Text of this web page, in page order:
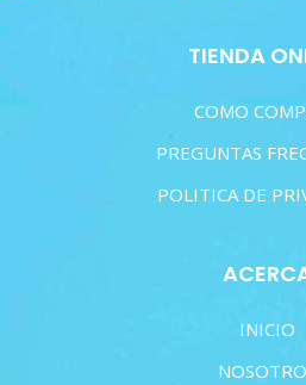
TIENDA
COMO
PREGUNTAS
POLITICA DE
INICIO